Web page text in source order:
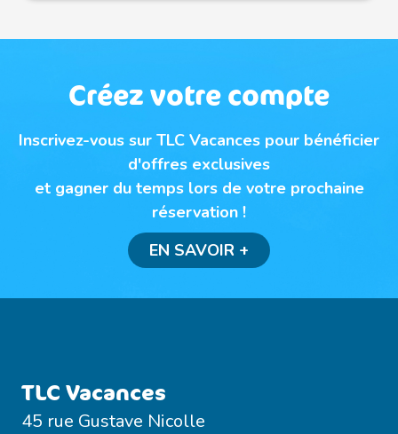
Créez votre compte
Inscrivez-vous sur TLC Vacances pour bénéficier
d'offres exclusives
et gagner du temps lors de votre prochaine
réservation !
EN SAVOIR +
TLC Vacances
45 rue Gustave Nicolle